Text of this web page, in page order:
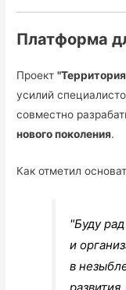
Платформа
Проект
усилий
совместно
нового поколения.
Как отметил
"Буду
и
в